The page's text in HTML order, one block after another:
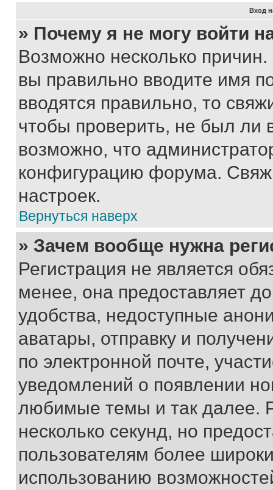
Вход
» Почему я не могу войти
Возможно несколько
вы правильно вводите имя
вводятся правильно, то
чтобы проверить, не был ли
возможно, что
конфигурацию форума.
настроек.
Вернуться наверх
» Зачем вообще нужна
Регистрация не является
менее, она предоставляет
удобства, недоступные
аватары, отправку и
по электронной почте,
уведомлений о появлении
любимые темы и так далее.
несколько секунд, но
пользователям более
использованию